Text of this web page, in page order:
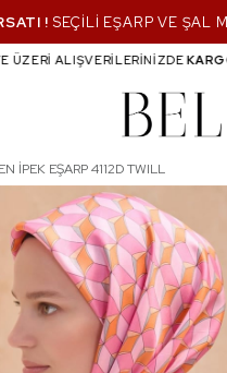
! SEÇİLİ EŞARP VE ŞAL
ALIŞVERİLERİNİZDEKARGO
İPEK EŞARP 4112D TWILL